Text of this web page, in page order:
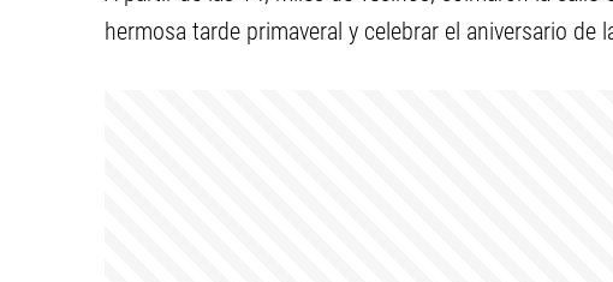
hermosa tarde primaveral y celebrar el aniversario de